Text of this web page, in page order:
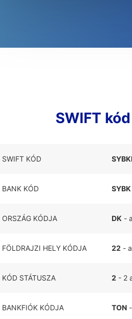
SWIFT
SWIFT KÓD
BANK KÓD SYBK
ORSZÁG KÓDJA DK -
FÖLDRAJZI HELY KÓDJA 22 -
KÓD STÁTUSZA 2 - 2
BANKFIÓK KÓDJA TON